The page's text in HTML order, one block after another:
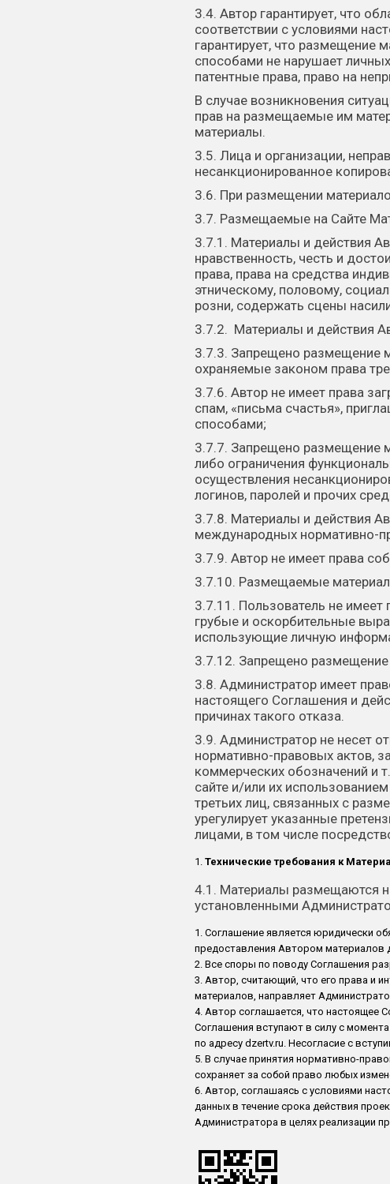
3.4. Автор гарантирует, что
соответствии с условиями
гарантирует, что размещение
способами не нарушает
патентные права, право на
В случае возникновения
прав на размещаемые им
материалы.
3.5. Лица и организации,
несанкционированное
3.6. При размещении
3.7. Размещаемые на Сайте
3.7.1. Материалы и действия
нравственность, честь и
права, права на средства
этническому, половому,
розни, содержать сцены
3.7.2. Материалы и действия
3.7.3. Запрещено размещение
охраняемые законом права
3.7.6. Автор не имеет права
спам, «письма счастья»,
способами;
3.7.7. Запрещено размещение
либо ограничения
осуществления
логинов, паролей и прочих
3.7.8. Материалы и действия
международных нормативно-
3.7.9. Автор не имеет права
3.7.10. Размещаемые
3.7.11. Пользователь не
грубые и оскорбительные
использующие личную
3.7.12. Запрещено размещение
3.8. Администратор имеет
настоящего Соглашения и
причинах такого отказа.
3.9. Администратор не несет
нормативно-правовых актов,
коммерческих обозначений и
сайте и/или их
третьих лиц, связанных с
урегулирует указанные
лицами, в том числе
Технические требования к
4.1. Материалы размещаются
установленными
Соглашение является юридически
предоставления Автором материалов
Все споры по поводу Соглашения
Автор, считающий, что его права и
материалов, направляет
Автор соглашается, что настоящее
Соглашения вступают в силу с момента
по адресу dzertv.ru. Несогласие с
В случае принятия нормативно-
сохраняет за собой право любых
Автор, соглашаясь с условиями
данных в течение срока действия
Администратора в целях реализации